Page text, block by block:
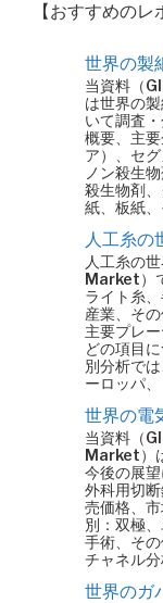
【おすすめのレ
世界の製
当資料（
は世界の
いて調査
概要、主
ア）、セ
ノン殺生
殺生物剤
紙、板紙
人工糸
人工糸の
Market）
ライト糸
産業、そ
主要プレ
どの項目
別分析で
ーロッパ
世界の電
当資料（
Market）
今後の展
外科用切
売価格、
別：双極
手術、そ
チャネル
世界のガ